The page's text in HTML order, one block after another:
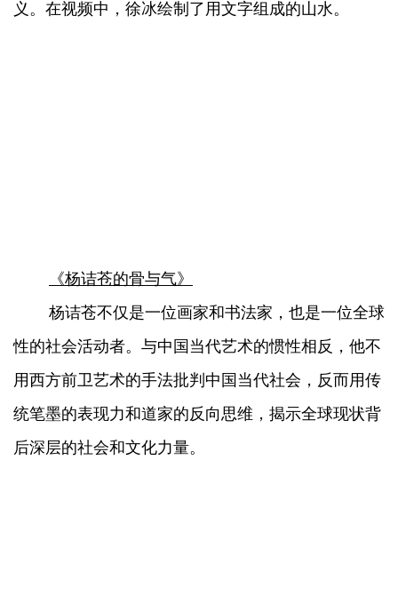
义。在视频中，徐冰绘制了用文字组成的山水。
《杨诘苍的骨与气》
杨诘苍不仅是一位画家和书法家，也是一位全球
性的社会活动者。与中国当代艺术的惯性相反，他不
用西方前卫艺术的手法批判中国当代社会，反而用传
统笔墨的表现力和道家的反向思维，揭示全球现状背
后深层的社会和文化力量。